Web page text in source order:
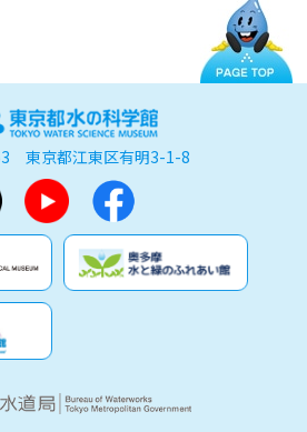
東京都江東区有明3-1-8